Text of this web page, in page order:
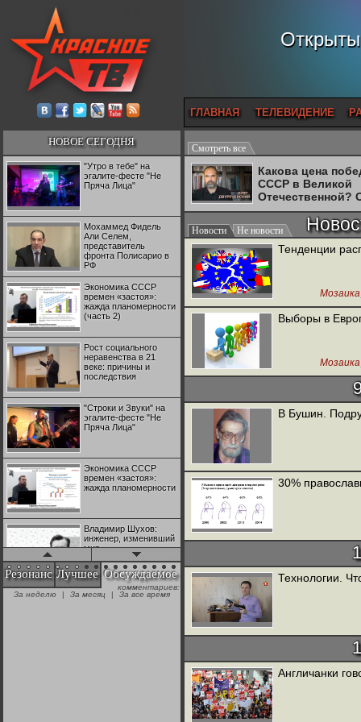
ГЛАВНАЯ ТЕЛЕВИДЕНИЕ
НОВОЕ СЕГОДНЯ
"Утро в тебе" на
эгалите-фесте "Не
Пряча Лица"
Мохаммед Фидель
Али Селем,
представитель
фронта Полисарио в
РФ
Экономика СССР
времен «застоя»:
жажда планомерности
(часть 2)
Рост социального
неравенства в 21
веке: причины и
последствия
"Строки и Звуки" на
эгалите-фесте "Не
Пряча Лица"
Экономика СССР
времен «застоя»:
жажда планомерности
Владимир Шухов:
инженер, изменивший
мир
"Аркадий Коц" на
эгалите-фесте "Не
Резонанс Лучшее Обсуждаемое
комментариев:
За неделю
| За месяц | За все время
Смотреть все
Какова цена
СССР в Великой
Отечественной?
Двуреченский о
потерянной
Новости Не новости
Тенденции
Мозаика
Выборы в
Мозаика
В Бушин.
30%
Технологии.
Англичанки